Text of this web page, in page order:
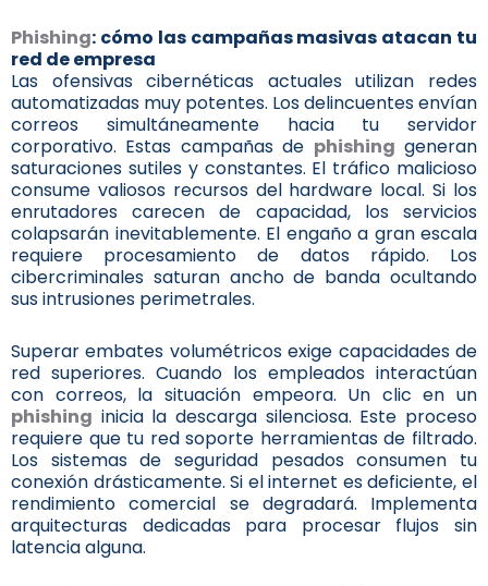
Phishing: cómo las campañas masivas atacan tu
red de empresa
Las ofensivas cibernéticas actuales utilizan redes
automatizadas muy potentes. Los delincuentes envían
correos simultáneamente hacia tu servidor
corporativo. Estas campañas de phishing generan
saturaciones sutiles y constantes. El tráfico malicioso
consume valiosos recursos del hardware local. Si los
enrutadores carecen de capacidad, los servicios
colapsarán inevitablemente. El engaño a gran escala
requiere procesamiento de datos rápido. Los
cibercriminales saturan ancho de banda ocultando
sus intrusiones perimetrales.
Superar embates volumétricos exige capacidades de
red superiores. Cuando los empleados interactúan
con correos, la situación empeora. Un clic en un
phishing inicia la descarga silenciosa. Este proceso
requiere que tu red soporte herramientas de filtrado.
Los sistemas de seguridad pesados consumen tu
conexión drásticamente. Si el internet es deficiente, el
rendimiento comercial se degradará. Implementa
arquitecturas dedicadas para procesar flujos sin
latencia alguna.